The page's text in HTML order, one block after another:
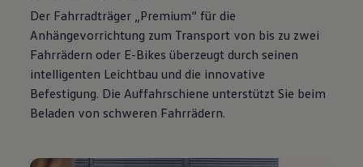
Der Fahrradträger „Premium“ für die
Anhängevorrichtung zum Transport von bis zu zwei
Fahrrädern oder E-Bikes überzeugt durch seinen
intelligenten Leichtbau und die innovative
Befestigung. Die Auffahrschiene unterstützt Sie beim
Beladen von schweren Fahrrädern.